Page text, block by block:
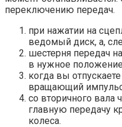
переключению передач.
при нажатии на
ведомый диск, а,
шестерня передач
в нужное
когда вы
вращающий импульс
со вторичного вала
главную передачу
колеса.